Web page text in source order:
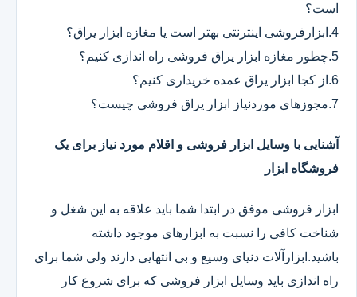
است؟
4.ابزارفروشی اینترنتی بهتر است یا مغازه ابزار یراق؟
5.چطور مغازه ابزار یراق فروشی راه اندازی کنیم؟
6.از کجا ابزار یراق عمده خریداری کنیم؟
7.مجوزهای موردنیاز ابزار یراق فروشی چیست؟
آشنایی با وسایل ابزار فروشی و اقلام مورد نیاز برای یک
فروشگاه ابزار
ابزار فروشی موفق در ابتدا شما باید علاقه به این شغل و
شناخت کافی را نسبت به ابزارهای موجود داشته
باشید.ابزارآلات دنیای وسیع و بی انتهایی دارند ولی شما برای
راه اندازی باید وسایل ابزار فروشی که برای شروع کار